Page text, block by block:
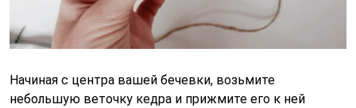
Начиная с центра вашей бечевки, возьмите
небольшую веточку кедра и прижмите его к ней